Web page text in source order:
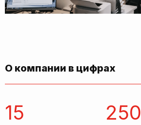
О компании в цифрах
15 250